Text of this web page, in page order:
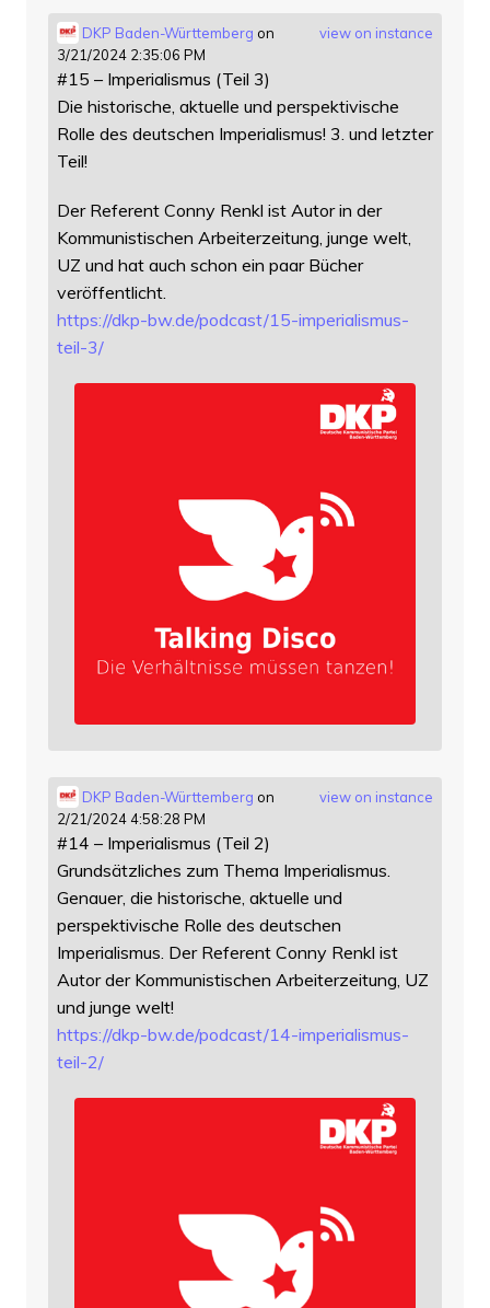
view on instance
DKP Baden-Württemberg on
3/21/2024 2:35:06 PM
#15 – Imperialismus (Teil 3)
Die historische, aktuelle und perspektivische
Rolle des deutschen Imperialismus! 3. und letzter
Teil!
Der Referent Conny Renkl ist Autor in der
Kommunistischen Arbeiterzeitung, junge welt,
UZ und hat auch schon ein paar Bücher
veröffentlicht.
https://dkp-bw.de/podcast/15-imperialismus-
teil-3/
view on instance
DKP Baden-Württemberg on
2/21/2024 4:58:28 PM
#14 – Imperialismus (Teil 2)
Grundsätzliches zum Thema Imperialismus.
Genauer, die historische, aktuelle und
perspektivische Rolle des deutschen
Imperialismus. Der Referent Conny Renkl ist
Autor der Kommunistischen Arbeiterzeitung, UZ
und junge welt!
https://dkp-bw.de/podcast/14-imperialismus-
teil-2/